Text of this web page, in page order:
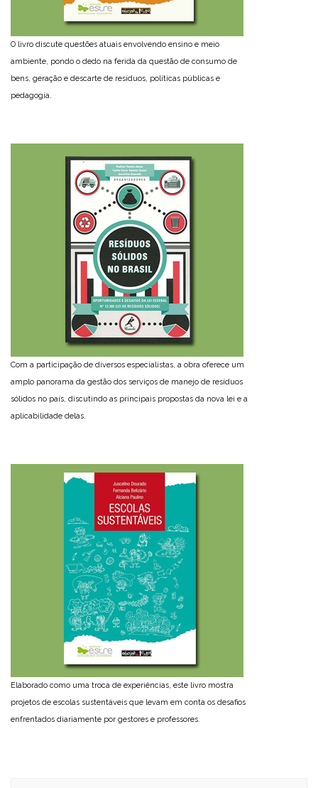
O livro discute questões atuais envolvendo ensino e meio
ambiente, pondo o dedo na ferida da questão de consumo de
bens, geração e descarte de resíduos, políticas públicas e
pedagogia.
Com a participação de diversos especialistas, a obra oferece um
amplo panorama da gestão dos serviços de manejo de resíduos
sólidos no país, discutindo as principais propostas da nova lei e a
aplicabilidade delas.
Elaborado como uma troca de experiências, este livro mostra
projetos de escolas sustentáveis que levam em conta os desafios
enfrentados diariamente por gestores e professores.